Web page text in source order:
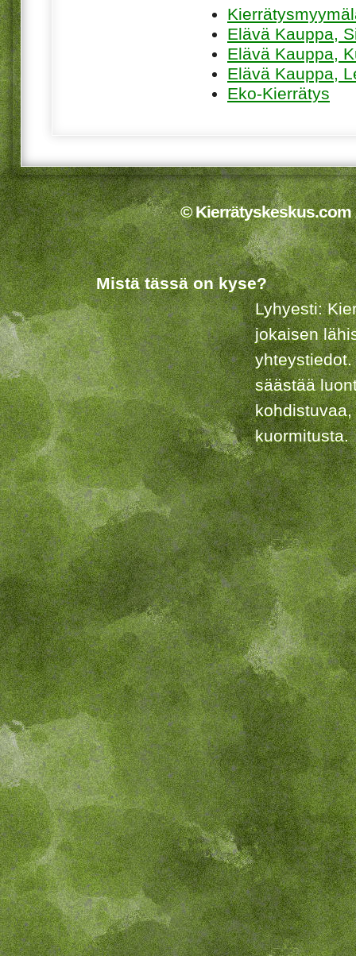
Elävä Kauppa,
Elävä Kauppa,
Elävä Kauppa,
Eko-Kierrätys
© Kierrätyskeskus.com
Mistä tässä on kyse?
Lyhyesti:
jokaisen
säästää
kuormitusta.